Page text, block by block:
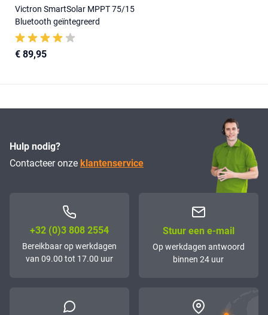
Victron SmartSolar MPPT 75/15
Bluetooth geïntegreerd
€ 89,95
Hulp nodig?
Contacteer onze klantenservice
+32 (0)3 808 2554
Bereikbaar op werkdagen
van 09.00 tot 17.00 uur
Stuur een e-mail
Op werkdagen antwoord
binnen 24 uur